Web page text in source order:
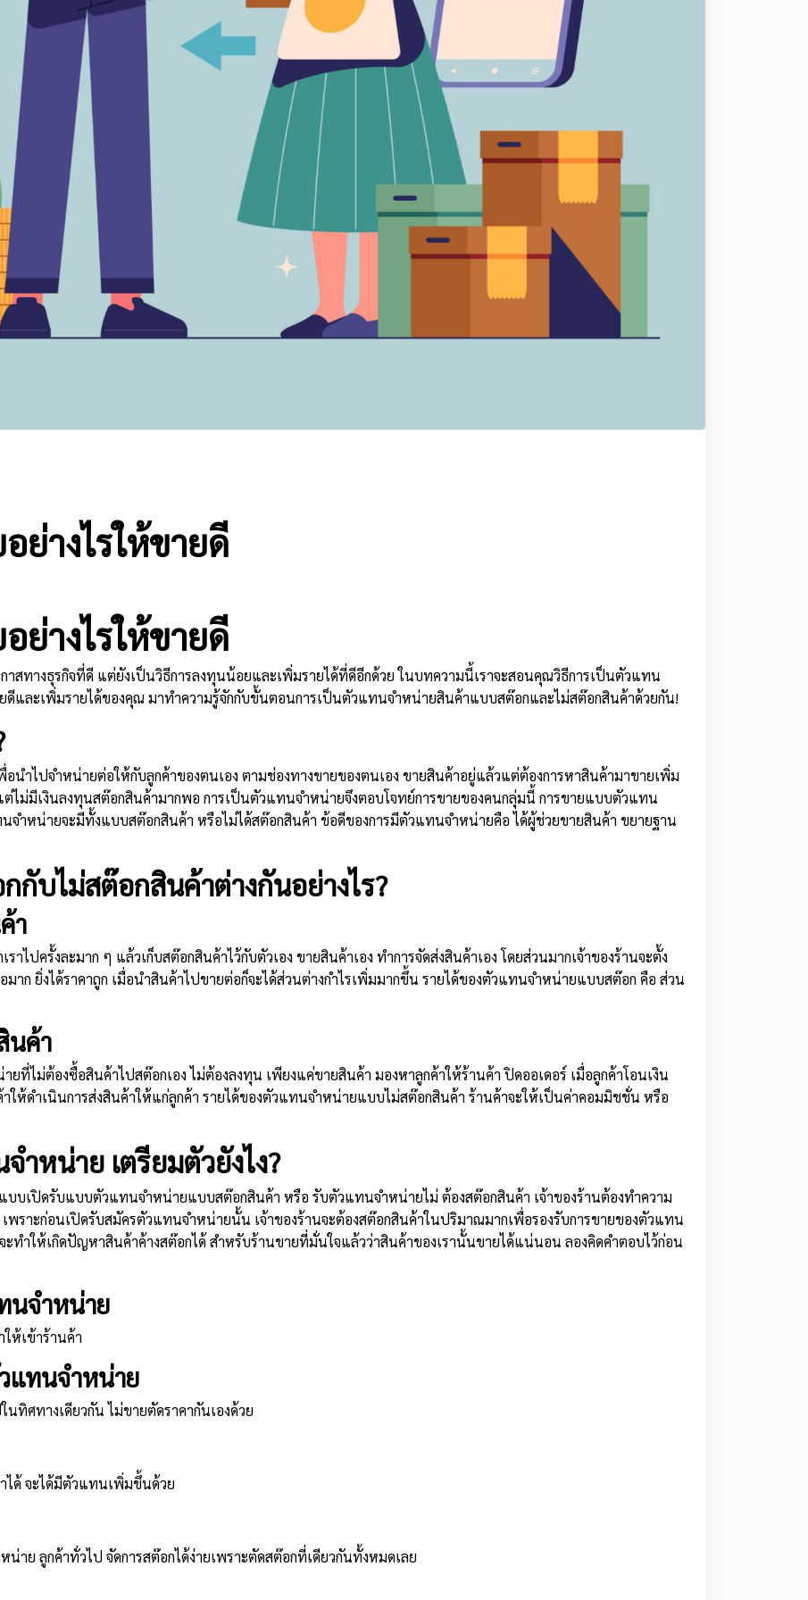
ย่างไรให้ขายดี
ย่างไรให้ขายดี
สทางธุรกิจที่ดี แต่ยังเป็นวิธีการลงทุนน้อยและเพิ่มรายได้ที่ดีอีกด้วย ในบทความนี้เราจะสอนคุณวิธีการเป็นตัวแทน
ดีและเพิ่มรายได้ของคุณ มาทำความรู้จักกับขั้นตอนการเป็นตัวแทนจำหน่ายสินค้าแบบสต๊อกและไม่สต๊อกสินค้าด้วยกัน!
นำไปจำหน่ายต่อให้กับลูกค้าของตนเอง ตามช่องทางขายของตนเอง ขายสินค้าอยู่แล้วแต่ต้องการหาสินค้ามาขายเพิ่ม
ต่ไม่มีเงินลงทุนสต๊อกสินค้ามากพอ การเป็นตัวแทนจำหน่ายจึงตอบโจทย์การขายของคนกลุ่มนี้ การขายแบบตัวแทน
ำหน่ายจะมีทั้งแบบสต๊อกสินค้า หรือไม่ได้สต๊อกสินค้า ข้อดีของการมีตัวแทนจำหน่ายคือ ได้ผู้ช่วยขายสินค้า ขยายฐาน
บไม่สต๊อกสินค้าต่างกันอย่างไร?
า
ไปครั้งละมาก ๆ แล้วเก็บสต๊อกสินค้าไว้กับตัวเอง ขายสินค้าเอง ทำการจัดส่งสินค้าเอง โดยส่วนมากเจ้าของร้านจะตั้ง
ก ยิ่งได้ราคาถูก เมื่อนำสินค้าไปขายต่อก็จะได้ส่วนต่างกำไรเพิ่มมากขึ้น รายได้ของตัวแทนจำหน่ายแบบสต๊อก คือ ส่วน
นค้า
ไม่ต้องซื้อสินค้าไปสต๊อกเอง ไม่ต้องลงทุน เพียงแค่ขายสินค้า มองหาลูกค้าให้ร้านค้า ปิดออเดอร์ เมื่อลูกค้าโอนเงิน
ให้ดำเนินการส่งสินค้าให้แก่ลูกค้า รายได้ของตัวแทนจำหน่ายแบบไม่สต๊อกสินค้า ร้านค้าจะให้เป็นค่าคอมมิชชั่น หรือ
ำหน่าย เตรียมตัวยังไง?
บบเปิดรับแบบตัวแทนจำหน่ายแบบสต๊อกสินค้า หรือ รับตัวแทนจำหน่ายไม่ ต้องสต๊อกสินค้า เจ้าของร้านต้องทำความ
เพราะก่อนเปิดรับสมัครตัวแทนจำหน่ายนั้น เจ้าของร้านจะต้องสต๊อกสินค้าในปริมาณมากเพื่อรองรับการขายของตัวแทน
ทำให้เกิดปัญหาสินค้าค้างสต๊อกได้ สำหรับร้านขายที่มั่นใจแล้วว่าสินค้าของเรานั้นขายได้แน่นอน ลองคิดคำตอบไว้ก่อน
นจำหน่าย
ห้เข้าร้านค้า
แทนจำหน่าย
ทิศทางเดียวกัน ไม่ขายตัดราคากันเองด้วย
ได้ จะได้มีตัวแทนเพิ่มขึ้นด้วย
ย ลูกค้าทั่วไป จัดการสต๊อกได้ง่ายเพราะตัดสต๊อกที่เดียวกันทั้งหมดเลย